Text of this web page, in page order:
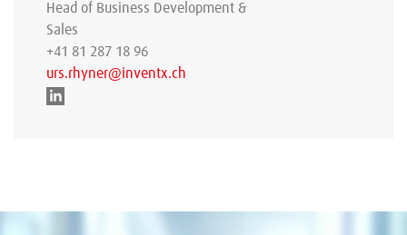
Head of Business Development &
Sales
+41 81 287 18 96
urs.rhyner@inventx.ch